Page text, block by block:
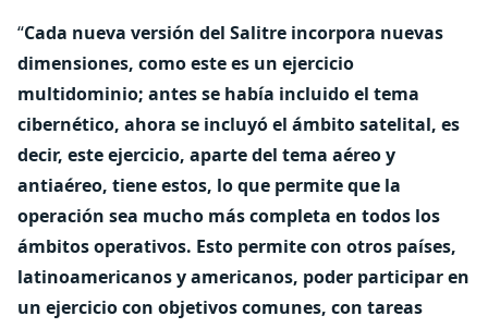
“Cada nueva versión del Salitre incorpora nuevas
dimensiones, como este es un ejercicio
multidominio; antes se había incluido el tema
cibernético, ahora se incluyó el ámbito satelital, es
decir, este ejercicio, aparte del tema aéreo y
antiaéreo, tiene estos, lo que permite que la
operación sea mucho más completa en todos los
ámbitos operativos. Esto permite con otros países,
latinoamericanos y americanos, poder participar en
un ejercicio con objetivos comunes, con tareas